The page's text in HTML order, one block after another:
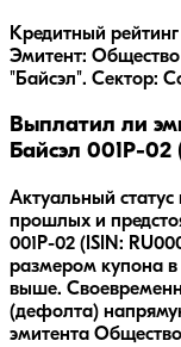
Кредитный
Эмитент: Общество
"Байсэл". Сектор:
Выплатил ли
Байсэл 001P-02
Актуальный
прошлых и
001P-02 (ISIN:
размером купона в
выше.
(дефолта)
эмитента